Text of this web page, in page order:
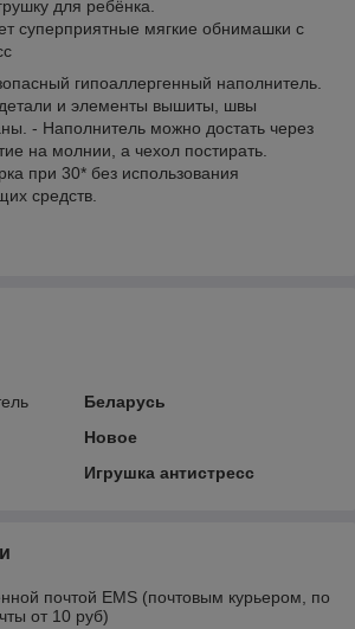
для ребёнка.
суперприятные мягкие обнимашки с
гипоаллергенный наполнитель.
и элементы вышиты, швы
- Наполнитель можно достать через
на молнии, а чехол постирать.
при 30* без использования
средств.
Беларусь
Новое
Игрушка антистресс
почтой EMS (почтовым курьером, по
от 10 руб)